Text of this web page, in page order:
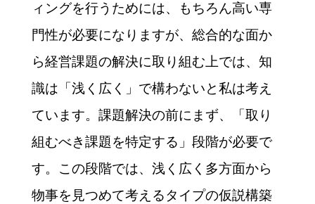
ィングを行うためには、もちろん高い専
門性が必要になりますが、総合的な面か
ら経営課題の解決に取り組む上では、知
識は「浅く広く」で構わないと私は考え
ています。課題解決の前にまず、「取り
組むべき課題を特定する」段階が必要で
す。この段階では、浅く広く多方面から
物事を見つめて考えるタイプの仮説構築